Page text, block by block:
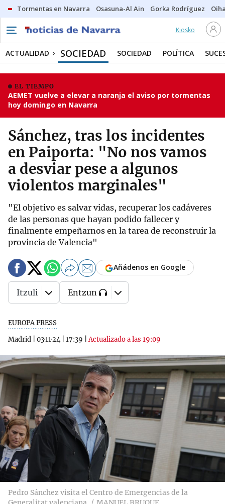
Tormentas en Navarra Osasuna-Al Ain Gorka Rodríguez
Kiosko
ACTUALIDAD SOCIEDAD SOCIEDAD POLÍTICA
EL TIEMPO
AEMET vuelve a elevar a naranja el aviso por tormentas
hoy domingo en Navarra
Sánchez, tras los incidentes
en Paiporta: "No nos vamos
a desviar pese a algunos
violentos marginales"
"El objetivo es salvar vidas, recuperar los cadáveres
de las personas que hayan podido fallecer y
finalmente empeñarnos en la tarea de reconstruir la
provincia de Valencia"
EUROPA PRESS
Madrid
03·11·24 17:39 |Actualizado a las 19:09
Añádenos en Google
Itzuli Entzun
Pedro Sánchez visita el Centro de Emergencias de la